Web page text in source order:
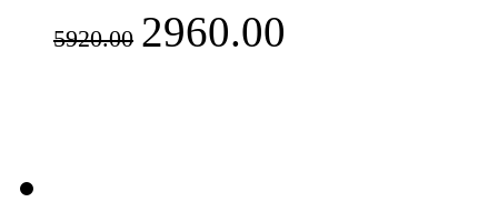
5920.00 2960.00